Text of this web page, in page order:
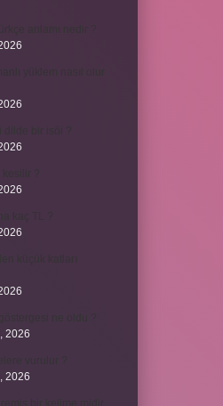
2026
2026